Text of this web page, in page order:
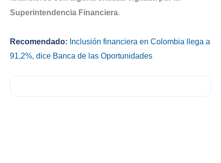
Superintendencia Financiera.
Recomendado: Inclusión financiera en Colombia llega a
91,2%, dice Banca de las Oportunidades